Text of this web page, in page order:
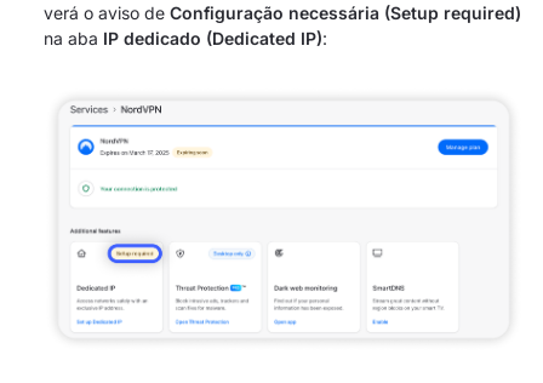
verá o aviso de Configuração necessária (Setup required)
na aba IP dedicado (Dedicated IP):